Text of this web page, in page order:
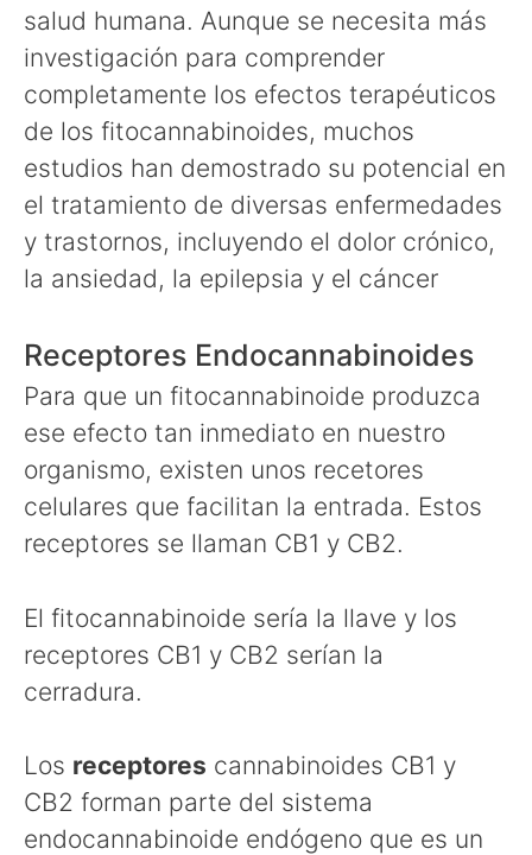
salud humana. Aunque se necesita más
investigación para comprender
completamente los efectos terapéuticos
de los fitocannabinoides, muchos
estudios han demostrado su potencial en
el tratamiento de diversas enfermedades
y trastornos, incluyendo el dolor crónico,
la ansiedad, la epilepsia y el cáncer
Receptores Endocannabinoides
Para que un fitocannabinoide produzca
ese efecto tan inmediato en nuestro
organismo, existen unos recetores
celulares que facilitan la entrada. Estos
receptores se llaman CB1 y CB2.
El fitocannabinoide sería la llave y los
receptores CB1 y CB2 serían la
cerradura.
Los receptores cannabinoides CB1 y
CB2 forman parte del sistema
endocannabinoide endógeno que es un